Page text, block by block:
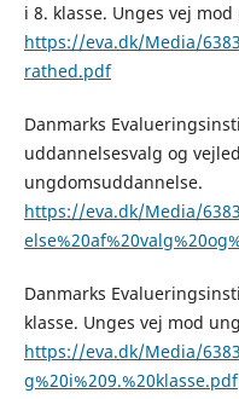
i 8. klasse. Unges vej
https://eva.dk/Media/
rathed.pdf
Danmarks
uddannelsesvalg og
ungdomsuddannelse.
https://eva.dk/Media/
Danmarks
klasse. Unges vej mod
https://eva.dk/Media/
g%20i%209.%20klasse.pdf